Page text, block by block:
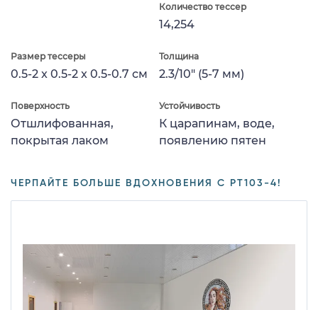
Количество тессер
14,254
Размер тессеры
0.5-2 x 0.5-2 x 0.5-0.7 см
Толщина
2.3/10" (5-7 мм)
Поверхность
Отшлифованная,
покрытая лаком
Устойчивость
К царапинам, воде,
появлению пятен
ЧЕРПАЙТЕ БОЛЬШЕ ВДОХНОВЕНИЯ С PT103-4!